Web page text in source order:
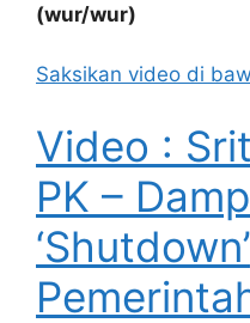
(wur/wur)
Saksikan video di
Video :
PK –
‘Shutdown’